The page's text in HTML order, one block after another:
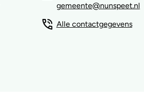
gemeente@nunspeet.nl
Alle contactgegevens